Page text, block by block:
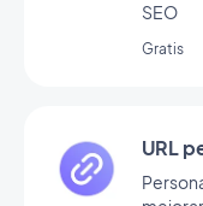
SEO
Gratis
URL